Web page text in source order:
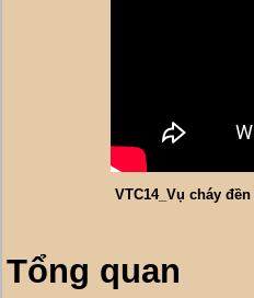
VTC14_Vụ cháy
Tổng quan